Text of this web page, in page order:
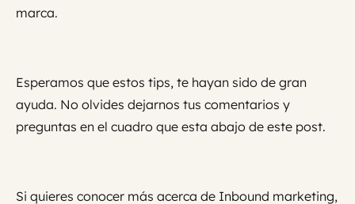
marca.
Esperamos que estos tips, te hayan sido de gran
ayuda. No olvides dejarnos tus comentarios y
preguntas en el cuadro que esta abajo de este post.
Si quieres conocer más acerca de Inbound marketing,